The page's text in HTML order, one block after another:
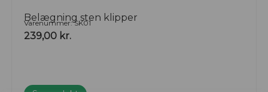
Belægning sten klipper
Varenummer: SK01
239,00 kr.